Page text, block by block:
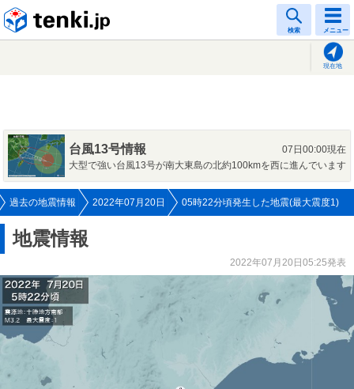
検索 メニュー
現在地
台風13号情報
07日00:00現在
大型で強い台風13号が南大東島の北約100kmを西に進んでいます
過去の地震情報 2022年07月20日 05時22分頃発生した地震(最大震度1)
地震情報
2022年07月20日05:25発表